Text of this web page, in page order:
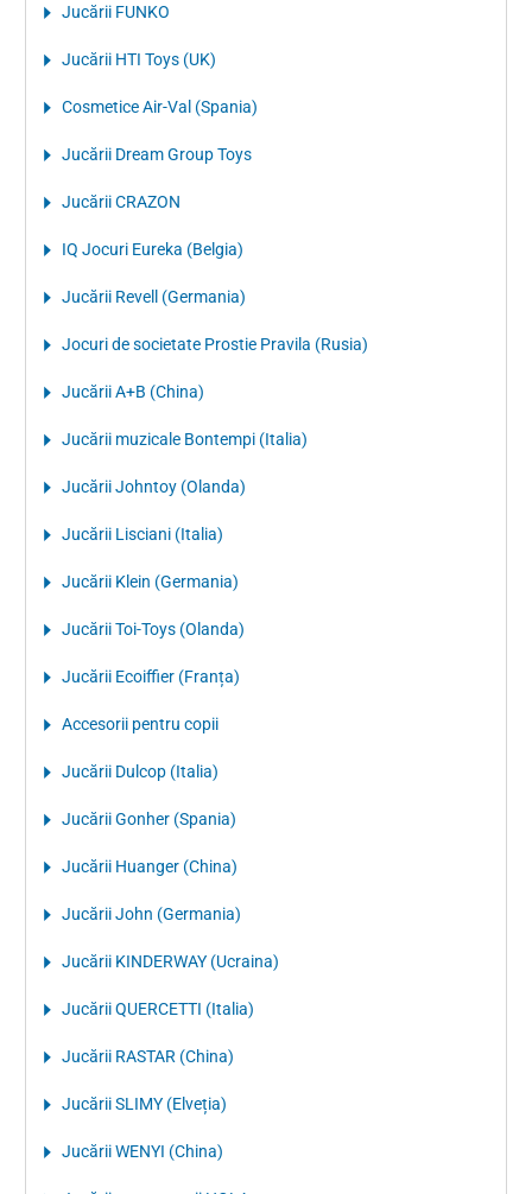
Jucării FUNKO
Jucării HTI Toys (UK)
Cosmetice Air-Val (Spania)
Jucării Dream Group Toys
Jucării CRAZON
IQ Jocuri Eureka (Belgia)
Jucării Revell (Germania)
Jocuri de societate Prostie Pravila (Rusia)
Jucării A+B (China)
Jucării muzicale Bontempi (Italia)
Jucării Johntoy (Olanda)
Jucării Lisciani (Italia)
Jucării Klein (Germania)
Jucării Toi-Toys (Olanda)
Jucării Ecoiffier (Franța)
Accesorii pentru copii
Jucării Dulcop (Italia)
Jucării Gonher (Spania)
Jucării Huanger (China)
Jucării John (Germania)
Jucării KINDERWAY (Ucraina)
Jucării QUERCETTI (Italia)
Jucării RASTAR (China)
Jucării SLIMY (Elveția)
Jucării WENYI (China)